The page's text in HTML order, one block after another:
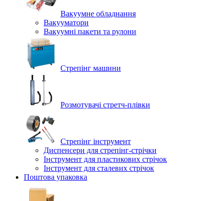
Вакуумне обладнання
Вакууматори
Вакуумні пакети та рулони
Стрепінг машини
Розмотувачі стретч-плівки
Стрепінг інструмент
Диспенсери для стрепінг-стрічки
Інструмент для пластикових стрічок
Інструмент для сталевих стрічок
Поштова упаковка